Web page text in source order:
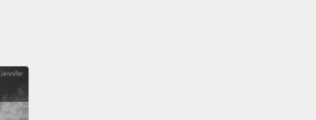
留，後來就出現這樣一個特別的結果。
title that season, and again, in '07,